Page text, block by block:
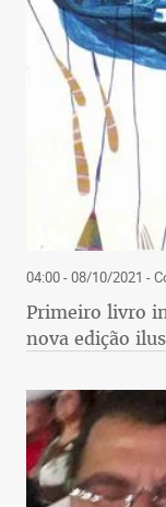
04:00 - 08/10/2021 -
Primeiro livro
nova edição